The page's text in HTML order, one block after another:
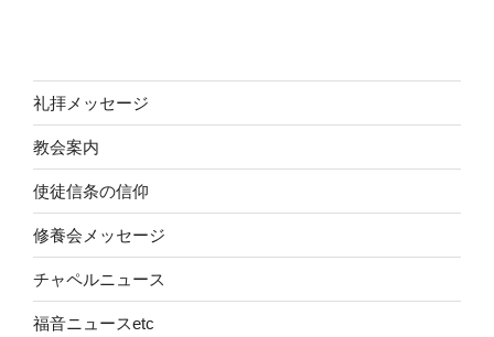
礼拝メッセージ
教会案内
使徒信条の信仰
修養会メッセージ
チャペルニュース
福音ニュースetc